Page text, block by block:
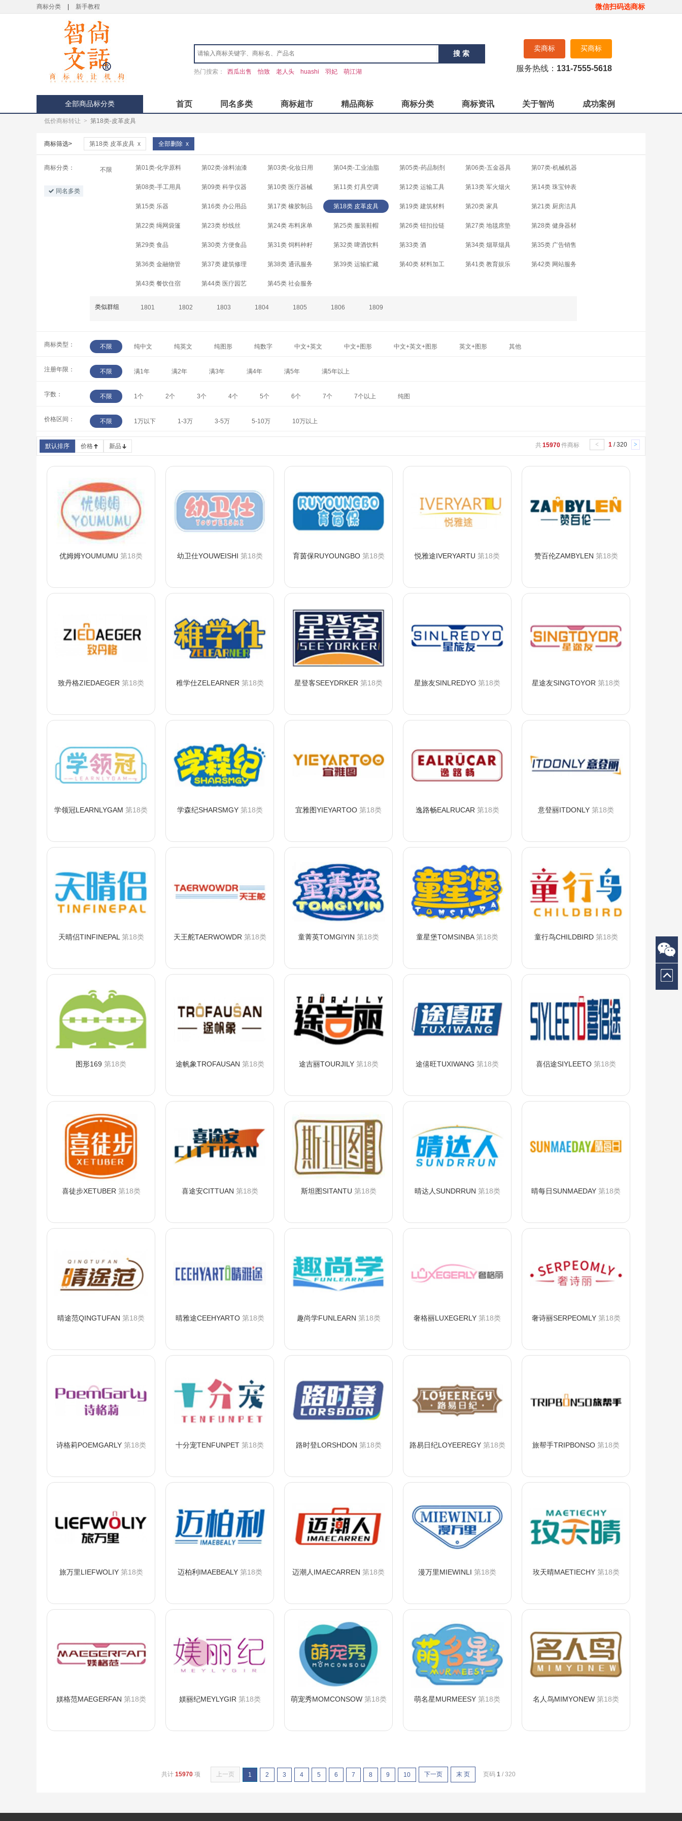
商标分类 新手教程 微信扫码选商标
搜 索
热门搜索： 西瓜出售 怡致 老人头 huashi 羽妃 萌江湖
买商标
卖商标
服务热线： 131-7555-5618
全部商品标分类 首页 同名多类 商标超市 精品商标 商标分类 商标资讯 关于智尚 成功案例
低价商标转让 > 第18类-皮革皮具
商标筛选> 第18类 皮革皮具 x 全部删除 x
商标分类：
同名多类
不限 第01类-化学原料 第02类-涂料油漆 第03类-化妆日用 第04类-工业油脂 第05类-药品制剂 第06类-五金器具 第07类-机械机器
第08类-手工用具 第09类 科学仪器 第10类 医疗器械 第11类 灯具空调 第12类 运输工具 第13类 军火烟火 第14类 珠宝钟表
第15类 乐器 第16类 办公用品 第17类 橡胶制品 第18类 皮革皮具 第19类 建筑材料 第20类 家具 第21类 厨房洁具
第22类 绳网袋篷 第23类 纱线丝 第24类 布料床单 第25类 服装鞋帽 第26类 钮扣拉链 第27类 地毯席垫 第28类 健身器材
第29类 食品 第30类 方便食品 第31类 饲料种籽 第32类 啤酒饮料 第33类 酒 第34类 烟草烟具 第35类 广告销售
第36类 金融物管 第37类 建筑修理 第38类 通讯服务 第39类 运输贮藏 第40类 材料加工 第41类 教育娱乐 第42类 网站服务
第43类 餐饮住宿 第44类 医疗园艺 第45类 社会服务
类似群组 1801 1802 1803 1804 1805 1806 1809
商标类型： 不限 纯中文 纯英文 纯图形 纯数字 中文+英文 中文+图形 中文+英文+图形 英文+图形 其他
注册年限： 不限 满1年 满2年 满3年 满4年 满5年 满5年以上
字数： 不限 1个 2个 3个 4个 5个 6个 7个 7个以上 纯图
价格区间： 不限 1万以下 1-3万 3-5万 5-10万 10万以上
默认排序 价格 新品 共15970件商标 < 1 / 320 >
优姆姆YOUMUMU 第18类 幼卫仕YOUWEISHI 第18类 育茵保RUYOUNGBO第18类 悦雅途IVERYARTU 第18类 赞百伦ZAMBYLEN 第18类
致丹格ZIEDAEGER 第18类 稚学仕ZELEARNER 第18类 星登客SEEYDRKER 第18类 星旅友SINLREDYO 第18类 星途友SINGTOYOR 第18类
学领冠LEARNLYGAM 第18类 学森纪SHARSMGY第18类 宜雅图YIEYARTOO 第18类 逸路畅EALRUCAR 第18类 意登丽ITDONLY 第18类
天晴侣TINFINEPAL 第18类 天王舵TAERWOWDR 第18类 童菁英TOMGIYIN 第18类 童星堡TOMSINBA第18类 童行鸟CHILDBIRD第18类
图形169 第18类 途帆象TROFAUSAN 第18类 途吉丽TOURJILY第18类 途僖旺TUXIWANG 第18类 喜侣途SIYLEETO 第18类
喜徒步XETUBER 第18类 喜途安CITTUAN 第18类 斯坦图SITANTU 第18类 晴达人SUNDRRUN 第18类 晴每日SUNMAEDAY 第18类
晴途范QINGTUFAN 第18类 晴雅途CEEHYARTO第18类 趣尚学FUNLEARN 第18类 奢格丽LUXEGERLY 第18类 奢诗丽SERPEOMLY第18类
诗格莉POEMGARLY第18类 十分宠TENFUNPET 第18类 路时登LORSHDON 第18类 路易日纪LOYEEREGY第18类 旅帮手TRIPBONSO 第18类
旅万里LIEFWOLIY第18类 迈柏利IMAEBEALY第18类 迈潮人IMAECARREN 第18类 漫万里MIEWINLI 第18类 玫天晴MAETIECHY第18类
媄格范MAEGERFAN 第18类 媄丽纪MEYLYGIR 第18类 萌宠秀MOMCONSOW第18类 萌名星MURMEESY 第18类 名人鸟MIMYONEW 第18类
共计 15970 项 上一页 1 2 3 4 5 6 7 8 9 10 下一页 末 页 页码 1 / 320